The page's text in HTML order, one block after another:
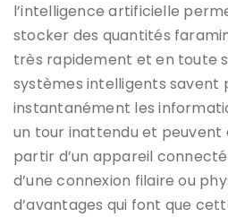
l’intelligence artificielle
stocker des quantités
très rapidement et en toute
systèmes intelligents savent
instantanément les
un tour inattendu et peuvent
partir d’un appareil
d’une connexion filaire ou
d’avantages qui font que